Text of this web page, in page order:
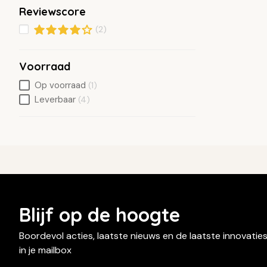
Reviewscore
(2)
Voorraad
Op voorraad (1)
Leverbaar (4)
Blijf op de hoogte
Boordevol acties, laatste nieuws en de laatste innovaties
in je mailbox